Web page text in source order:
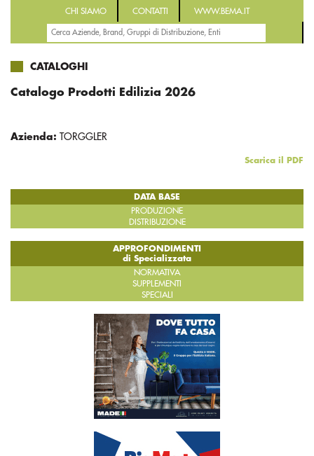
CHI SIAMO CONTATTI WWW.BEMA.IT
CATALOGHI
Catalogo Prodotti Edilizia 2026
Azienda: TORGGLER
Scarica il PDF
DATA BASE
PRODUZIONE
DISTRIBUZIONE
APPROFONDIMENTI
di Specializzata
NORMATIVA
SUPPLEMENTI
SPECIALI